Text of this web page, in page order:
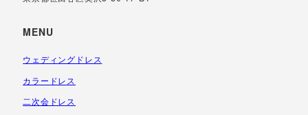
MENU
ウェディングドレス
カラードレス
二次会ドレス